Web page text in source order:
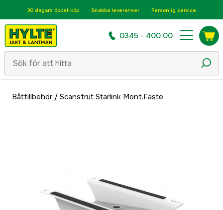
30 dagars öppet köp Snabba leveranser Personlig service
0345 - 400 00
Båttillbehör/ Scanstrut Starlink Mont.Fäste